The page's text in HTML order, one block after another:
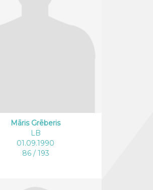
Māris Grēberis
LB
01.09.1990
86 / 193